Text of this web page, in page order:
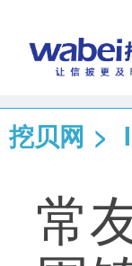
挖贝网 >
常